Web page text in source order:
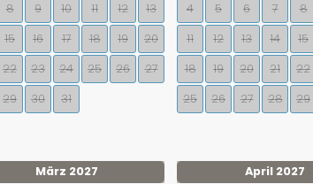
8 9 10 11 12
13
15 16 17 18 19
20
22 23 24 25 26
27
29 30 31
4
5 6 7 8
11
12 13 14 15
18
19 20 21 22
25
26 27 28 29
März 2027
April 2027